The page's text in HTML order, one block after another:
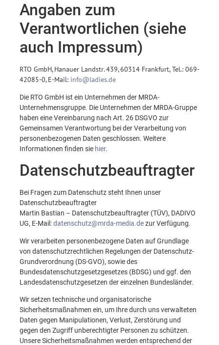
Angaben zum
Verantwortlichen (siehe
auch Impressum)
RTO GmbH, Hanauer Landstr. 439, 60314 Frankfurt, Tel.: 069-
42085-0, E-Mail: info@ladies.de
Die RTO GmbH ist ein Unternehmen der MRDA-
Unternehmensgruppe. Die Unternehmen der MRDA-Gruppe
haben eine Vereinbarung nach Art. 26 DSGVO zur
Gemeinsamen Verantwortung bei der Verarbeitung von
personenbezogenen Daten geschlossen. Weitere
Informationen finden sie hier.
Datenschutzbeauftragter
Bei Fragen zum Datenschutz steht Ihnen unser
Datenschutzbeauftragter
Martin Bastian – Datenschutzbeauftragter (TÜV), DADIVO
UG, E-Mail:datenschutz@mrda-media.dezur Verfügung.
Wir verarbeiten personenbezogene Daten auf Grundlage
von datenschutzrechtlichen Regelungen der Datenschutz-
Grundverordnung (DS-GVO), sowie des
Bundesdatenschutzgesetzgesetzes (BDSG) und ggf. den
Landesdatenschutzgesetzen der einzelnen Bundesländer.
Wir setzen technische und organisatorische
Sicherheitsmaßnahmen ein, um Ihre durch uns verwalteten
Daten gegen Manipulationen, Verlust, Zerstörung und
gegen den Zugriff unberechtigter Personen zu schützen.
Unsere Sicherheitsmaßnahmen werden entsprechend der